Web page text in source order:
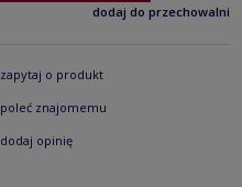
dodaj do przechowalni
zapytaj o produkt
poleć znajomemu
dodaj opinię